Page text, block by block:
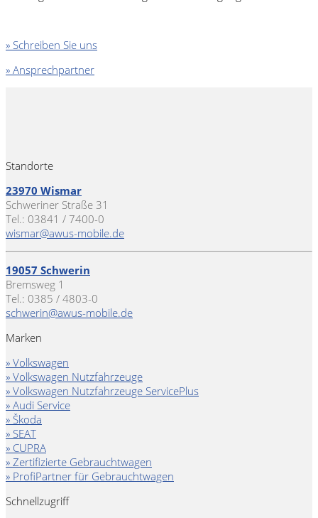
» Schreiben Sie uns
» Ansprechpartner
Standorte
23970 Wismar
Schweriner Straße 31
Tel.: 03841 / 7400-0
wismar@awus-mobile.de
19057 Schwerin
Bremsweg 1
Tel.: 0385 / 4803-0
schwerin@awus-mobile.de
Marken
» Volkswagen
» Volkswagen Nutzfahrzeuge
» Volkswagen Nutzfahrzeuge ServicePlus
» Audi Service
» Škoda
» SEAT
» CUPRA
» Zertifizierte Gebrauchtwagen
» ProfiPartner für Gebrauchtwagen
Schnellzugriff